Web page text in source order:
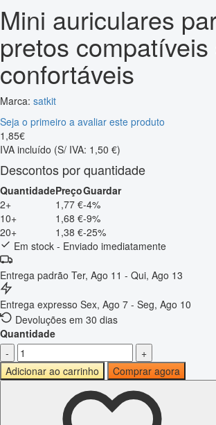
Mini auriculares
pretos compatíveis
confortáveis
Marca: satkit
Seja o primeiro a avaliar este produto
1 ,85€
IVA incluído (S/ IVA: 1,50 €)
Descontos por quantidade
QuantidadePreçoGuardar
2+
1,77 €-4%
10+
1,68 €-9%
20+
1,38 €-25%
Em stock - Enviado imediatamente
Entrega padrão Ter, Ago 11 - Qui, Ago 13
Entrega expresso Sex, Ago 7 - Seg, Ago 10
Devoluções em 30 dias
Quantidade
-
+
Adicionar ao carrinho
Comprar agora